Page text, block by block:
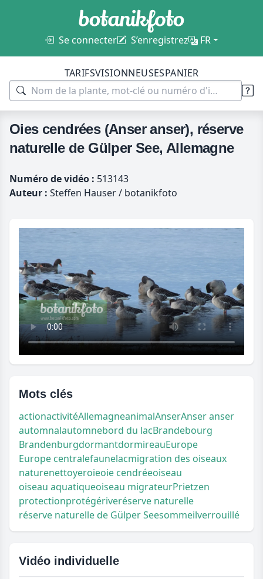
Se connecter S’enregistrez FR
TARIFSVISIONNEUSESPANIER
Oies cendrées (Anser anser), réserve
naturelle de Gülper See, Allemagne
Numéro de vidéo : 513143
Auteur : Steffen Hauser / botanikfoto
Mots clés
actionactivitéAllemagneanimalAnserAnser anser
automnalautomnebord du lacBrandebourg
BrandenburgdormantdormireauEurope
Europe centralefaunelacmigration des oiseaux
naturenettoyeroieoie cendréeoiseau
oiseau aquatiqueoiseau migrateurPrietzen
protectionprotégériveréserve naturelle
réserve naturelle de Gülper Seesommeilverrouillé
Vidéo individuelle